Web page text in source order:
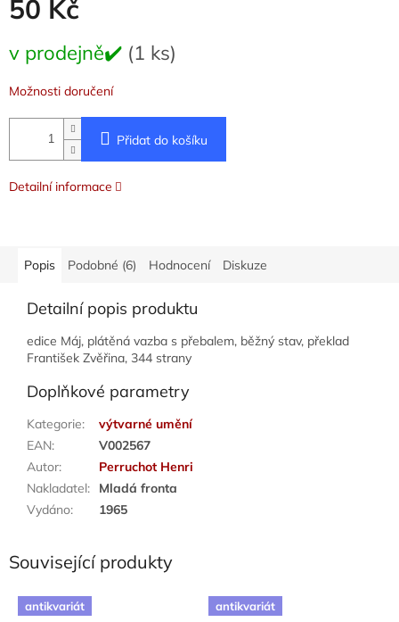
50 Kč
cena:
v prodejně✔️ (1 ks)
Možnosti doručení
Přidat do košíku
Detailní informace
Popis Podobné (6) Hodnocení Diskuze
Detailní popis produktu
edice Máj, plátěná vazba s přebalem, běžný stav, překlad
František Zvěřina, 344 strany
Doplňkové parametry
Kategorie:
výtvarné umění
EAN:
V002567
Autor:
Perruchot Henri
Nakladatel:
Mladá fronta
Vydáno: 1965
Související produkty
antikvariát antikvariát